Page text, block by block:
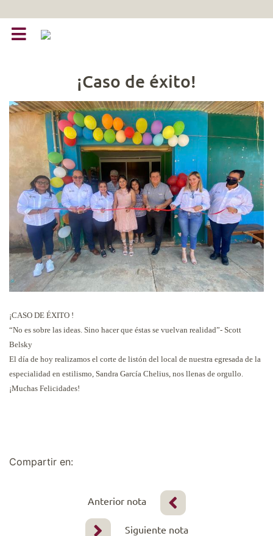
¡Caso de éxito!
¡CASO DE ÉXITO !
“No es sobre las ideas. Sino hacer que éstas se vuelvan realidad”- Scott
Belsky
El día de hoy realizamos el corte de listón del local de nuestra egresada de la
especialidad en estilismo, Sandra García Chelius, nos llenas de orgullo.
¡Muchas Felicidades!
Compartir en:
Anterior nota
Siguiente nota